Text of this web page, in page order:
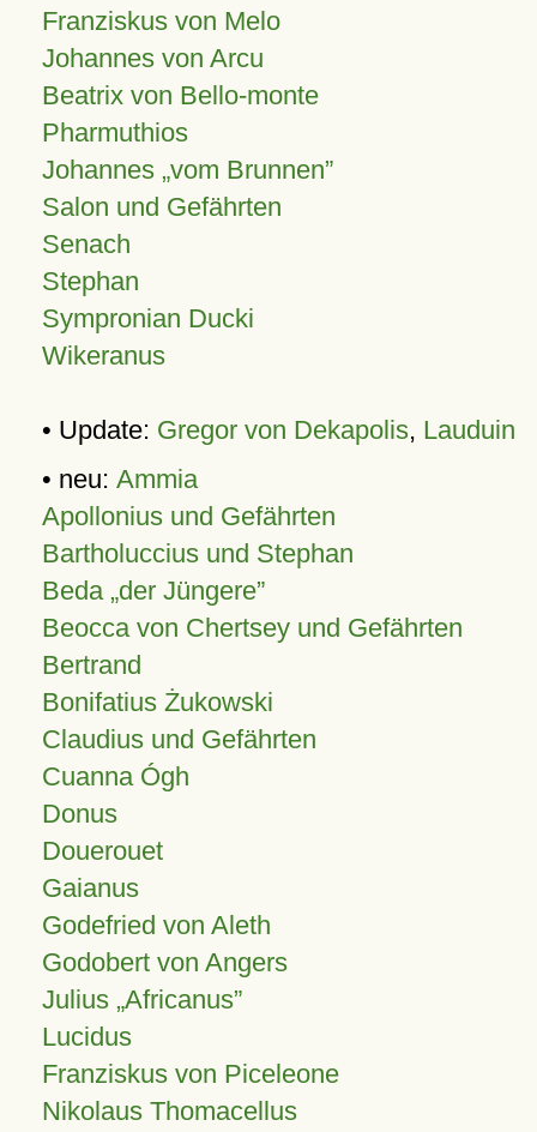
Franziskus von Melo
Johannes von Arcu
Beatrix von Bello-monte
Pharmuthios
Johannes vom Brunnen
Salon und Gefährten
Senach
Stephan
Sympronian Ducki
Wikeranus
• Update: Gregor von Dekapolis, Lauduin
• neu: Ammia
Apollonius und Gefährten
Bartholuccius und Stephan
Beda „der Jüngere”
Beocca von Chertsey und Gefährten
Bertrand
Bonifatius Żukowski
Claudius und Gefährten
Cuanna Ógh
Donus
Douerouet
Gaianus
Godefried von Aleth
Godobert von Angers
Julius Africanus
Lucidus
Franziskus von Piceleone
Nikolaus Thomacellus